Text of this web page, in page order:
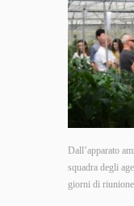
Dall’apparato
squadra degli
giorni di